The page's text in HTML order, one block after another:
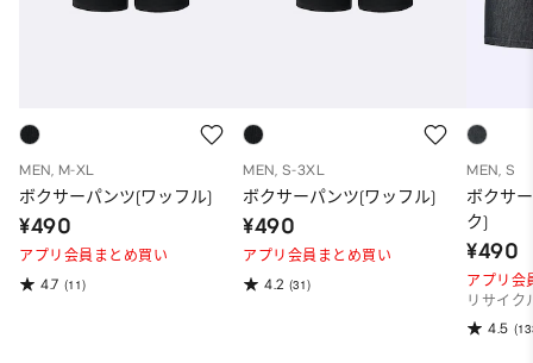
MEN, M-XL
ボクサーパンツ(ワッフル)
¥490
アプリ会員まとめ買い
4.7 (11)
MEN, S-3XL
ボクサーパンツ(ワッフル)
¥490
アプリ会員まとめ買い
4.2 (31)
MEN, S
ボクサ
ク)
¥490
アプリ会
リサイク
4.5